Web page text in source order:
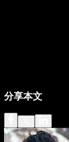
分享本文